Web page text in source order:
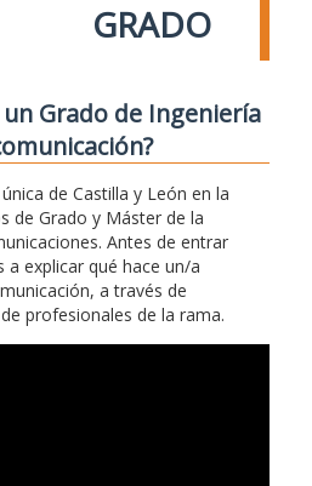
GRADO
Grado de Ingeniería
de Castilla y León en la
de Grado y Máster de la
Antes de entrar
explicar qué hace un/a
a través de
profesionales de la rama.